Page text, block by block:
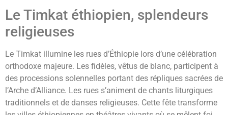
Le Timkat éthiopien, splendeurs
religieuses
Le Timkat illumine les rues d’Éthiopie lors d’une célébration
orthodoxe majeure. Les fidèles, vêtus de blanc, participent à
des processions solennelles portant des répliques sacrées de
l’Arche d’Alliance. Les rues s’animent de chants liturgiques
traditionnels et de danses religieuses. Cette fête transforme